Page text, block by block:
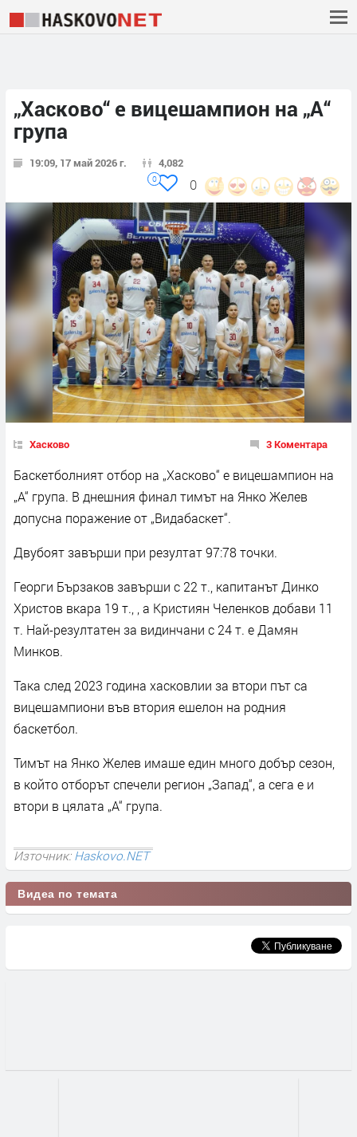
„Хасково“ е вицешампион на „А“
група
19:09, 17 май 2026 г. 4,082
0
0
Хасково 3 Коментара
Баскетболният отбор на „Хасково“ е вицешампион на
„А“ група. В днешния финал тимът на Янко Желев
допусна поражение от „Видабаскет“.
Двубоят завърши при резултат 97:78 точки.
Георги Бързаков завърши с 22 т., капитанът Динко
Христов вкара 19 т., , а Кристиян Челенков добави 11
т. Най-резултатен за видинчани с 24 т. е Дамян
Минков.
Така след 2023 година хасковлии за втори път са
вицешампиони във втория ешелон на родния
баскетбол.
Тимът на Янко Желев имаше един много добър сезон,
в който отборът спечели регион „Запад“, а сега е и
втори в цялата „А“ група.
Източник:Haskovo.NET
Видеа по темата